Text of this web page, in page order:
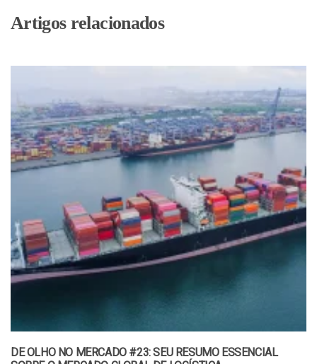
Artigos relacionados
DE OLHO NO MERCADO #23: SEU RESUMO ESSENCIAL